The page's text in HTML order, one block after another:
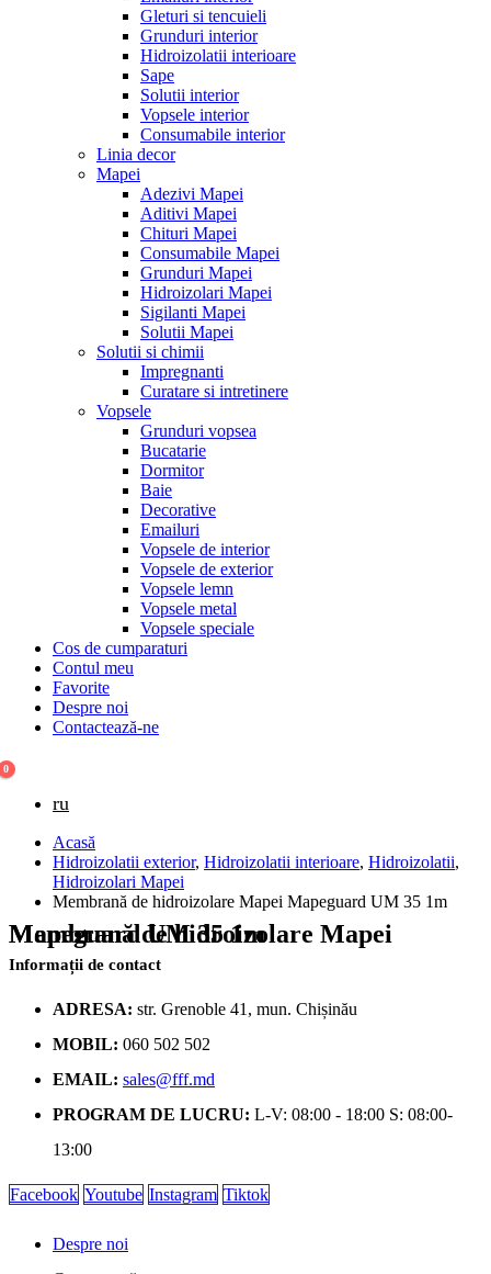
Gleturi si tencuieli
Grunduri interior
Hidroizolatii interioare
Sape
Solutii interior
Vopsele interior
Consumabile interior
Linia decor
Mapei
Adezivi Mapei
Aditivi Mapei
Chituri Mapei
Consumabile Mapei
Grunduri Mapei
Hidroizolari Mapei
Sigilanti Mapei
Solutii Mapei
Solutii si chimii
Impregnanti
Curatare si intretinere
Vopsele
Grunduri vopsea
Bucatarie
Dormitor
Baie
Decorative
Emailuri
Vopsele de interior
Vopsele de exterior
Vopsele lemn
Vopsele metal
Vopsele speciale
Cos de cumparaturi
Contul meu
Favorite
Despre noi
Contactează-ne
0
ru
Acasă
Hidroizolatii exterior, Hidroizolatii interioare, Hidroizolatii,
Hidroizolari Mapei
Membrană de hidroizolare Mapei Mapeguard UM 35 1m
Membrană de hidroizolare Mapei Mapeguard UM 35 1m
Informații de contact
ADRESA: str. Grenoble 41, mun. Chișinău
MOBIL: 060 502 502
EMAIL: sales@fff.md
PROGRAM DE LUCRU: L-V: 08:00 - 18:00 S: 08:00-
13:00
Facebook Youtube Instagram Tiktok
Despre noi